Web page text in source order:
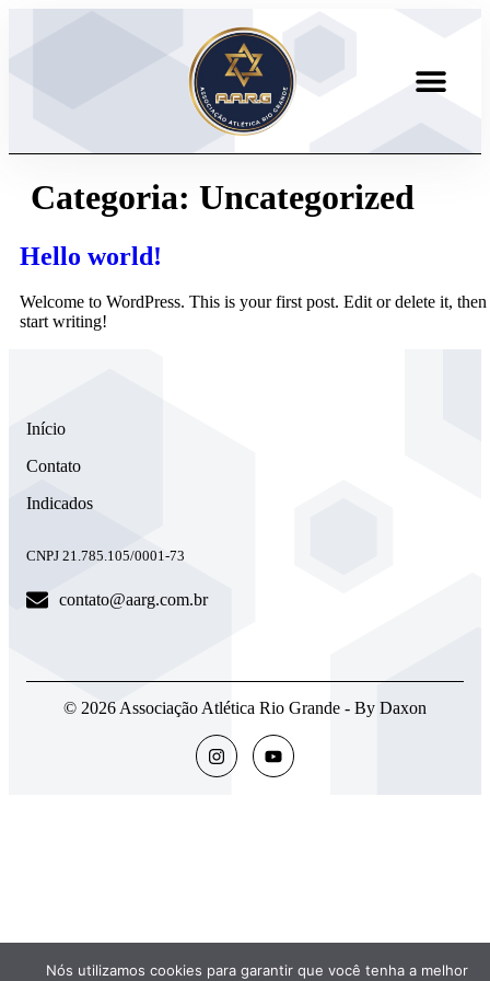
Categoria: Uncategorized
Hello world!
Welcome to WordPress. This is your first post. Edit or delete it, then
start writing!
Início
Contato
Indicados
CNPJ 21.785.105/0001-73
contato@aarg.com.br
© 2026 Associação Atlética Rio Grande - By Daxon
Nós utilizamos cookies para garantir que você tenha a melhor